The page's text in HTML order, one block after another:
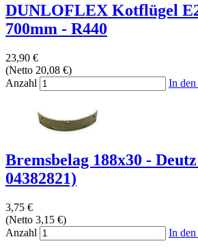
DUNLOFLEX Kotflügel
700mm - R440
23,90 €
(Netto 20,08 €)
Anzahl
In
Bremsbelag 188x30 -
04382821)
3,75 €
(Netto 3,15 €)
Anzahl
In